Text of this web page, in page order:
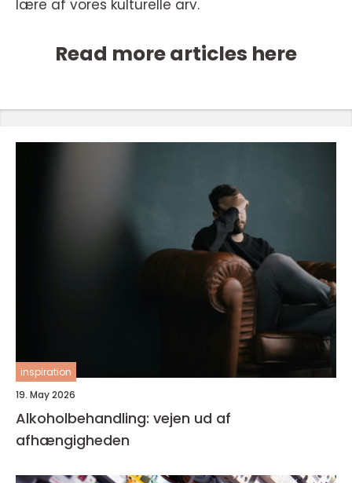
lære af vores kulturelle arv.
Read more articles here
inspiration
19. May 2026
Alkoholbehandling: vejen ud af
afhængigheden